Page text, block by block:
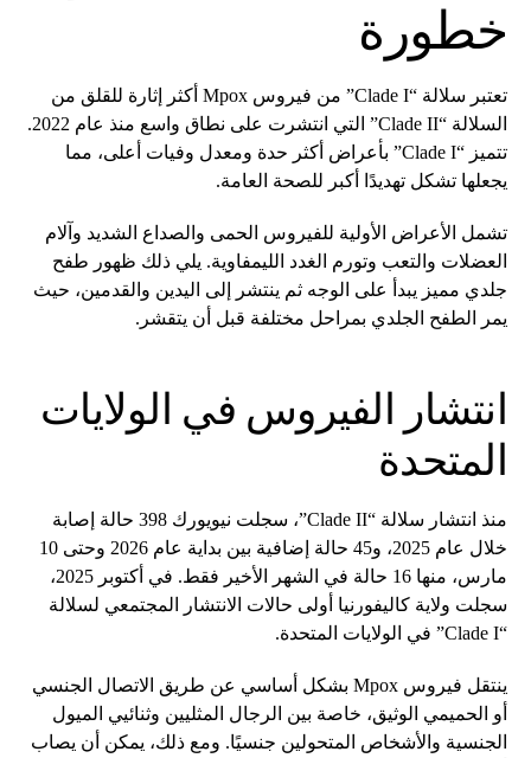
خطورة
تعتبر سلالة “Clade I” من فيروس Mpox أكثر إثارة للقلق من
السلالة “Clade II” التي انتشرت على نطاق واسع منذ عام 2022.
تتميز “Clade I” بأعراض أكثر حدة ومعدل وفيات أعلى، مما
يجعلها تشكل تهديدًا أكبر للصحة العامة.
تشمل الأعراض الأولية للفيروس الحمى والصداع الشديد وآلام
العضلات والتعب وتورم الغدد الليمفاوية. يلي ذلك ظهور طفح
جلدي مميز يبدأ على الوجه ثم ينتشر إلى اليدين والقدمين، حيث
يمر الطفح الجلدي بمراحل مختلفة قبل أن يتقشر.
انتشار الفيروس في الولايات
المتحدة
منذ انتشار سلالة “Clade II”، سجلت نيويورك 398 حالة إصابة
خلال عام 2025، و45 حالة إضافية بين بداية عام 2026 وحتى 10
مارس، منها 16 حالة في الشهر الأخير فقط. في أكتوبر 2025،
سجلت ولاية كاليفورنيا أولى حالات الانتشار المجتمعي لسلالة
“Clade I” في الولايات المتحدة.
ينتقل فيروس Mpox بشكل أساسي عن طريق الاتصال الجنسي
أو الحميمي الوثيق، خاصة بين الرجال المثليين وثنائيي الميول
الجنسية والأشخاص المتحولين جنسيًا. ومع ذلك، يمكن أن يصاب